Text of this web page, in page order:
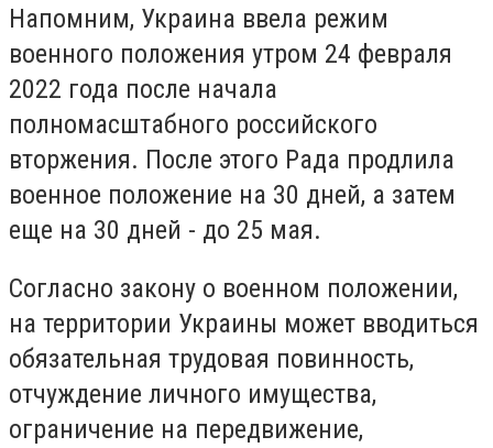
Напомним, Украина ввела режим
военного положения утром 24 февраля
2022 года после начала
полномасштабного российского
вторжения. После этого Рада продлила
военное положение на 30 дней, а затем
еще на 30 дней - до 25 мая.
Согласно закону о военном положении,
на территории Украины может вводиться
обязательная трудовая повинность,
отчуждение личного имущества,
ограничение на передвижение,